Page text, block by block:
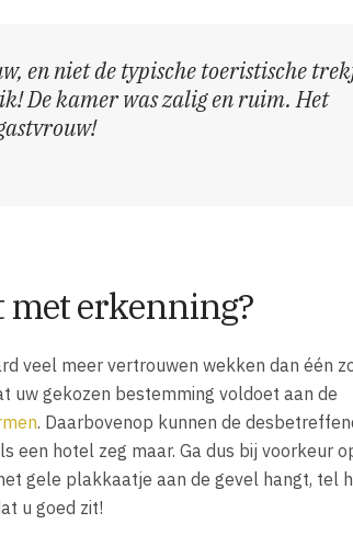
en niet de typische toeristische
De kamer was zalig en ruim. Het
met erkenning?
veel meer vertrouwen wekken dan één
uw gekozen bestemming voldoet aan de
. Daarbovenop kunnen de
een hotel zeg maar. Ga dus bij voorkeur
gele plakkaatje aan de gevel hangt, tel
u goed zit!